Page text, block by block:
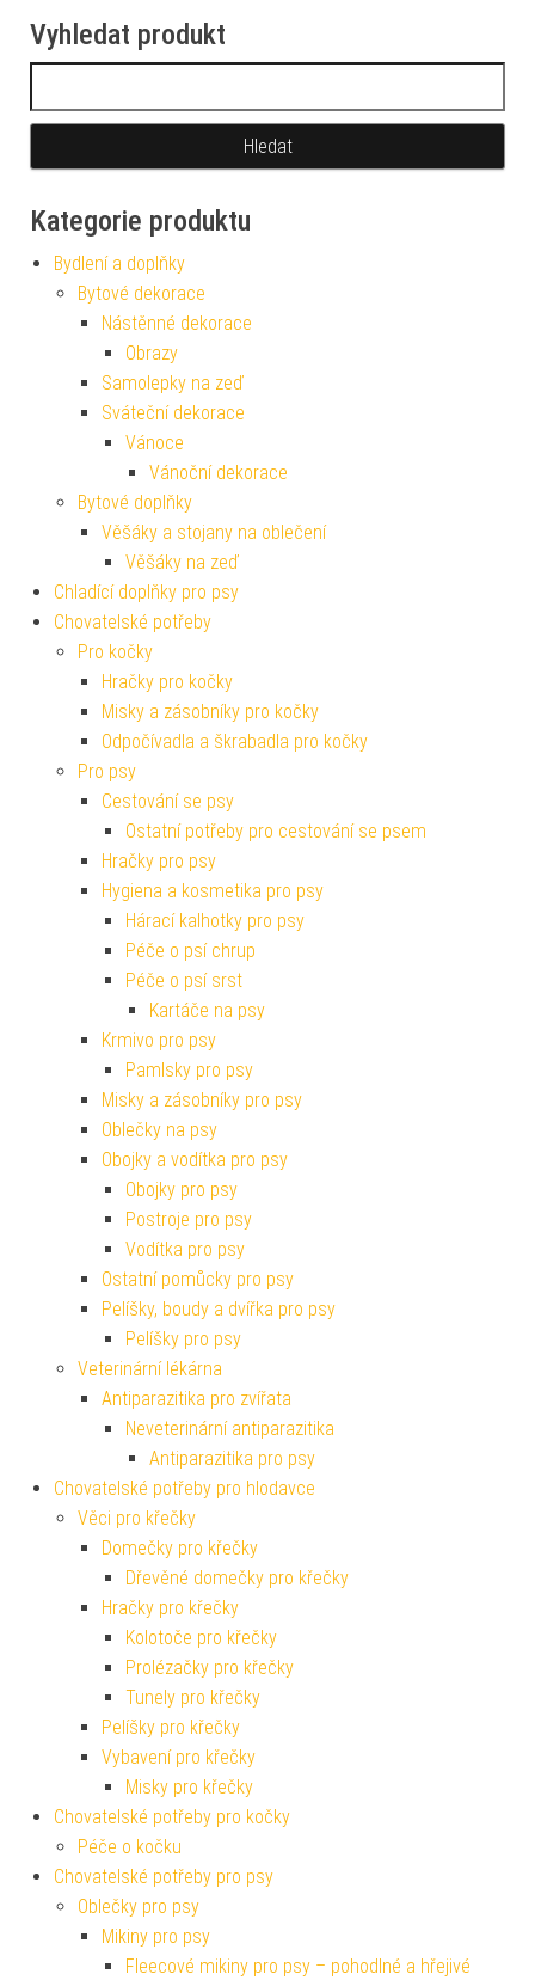
Vyhledat produkt
Kategorie produktu
Bydlení a doplňky
Bytové dekorace
Nástěnné dekorace
Obrazy
Samolepky na zeď
Sváteční dekorace
Vánoce
Vánoční dekorace
Bytové doplňky
Věšáky a stojany na oblečení
Věšáky na zeď
Chladící doplňky pro psy
Chovatelské potřeby
Pro kočky
Hračky pro kočky
Misky a zásobníky pro kočky
Odpočívadla a škrabadla pro kočky
Pro psy
Cestování se psy
Ostatní potřeby pro cestování se psem
Hračky pro psy
Hygiena a kosmetika pro psy
Hárací kalhotky pro psy
Péče o psí chrup
Péče o psí srst
Kartáče na psy
Krmivo pro psy
Pamlsky pro psy
Misky a zásobníky pro psy
Oblečky na psy
Obojky a vodítka pro psy
Obojky pro psy
Postroje pro psy
Vodítka pro psy
Ostatní pomůcky pro psy
Pelíšky, boudy a dvířka pro psy
Pelíšky pro psy
Veterinární lékárna
Antiparazitika pro zvířata
Neveterinární antiparazitika
Antiparazitika pro psy
Chovatelské potřeby pro hlodavce
Věci pro křečky
Domečky pro křečky
Dřevěné domečky pro křečky
Hračky pro křečky
Kolotoče pro křečky
Prolézačky pro křečky
Tunely pro křečky
Pelíšky pro křečky
Vybavení pro křečky
Misky pro křečky
Chovatelské potřeby pro kočky
Péče o kočku
Chovatelské potřeby pro psy
Oblečky pro psy
Mikiny pro psy
Fleecové mikiny pro psy – pohodlné a hřejivé